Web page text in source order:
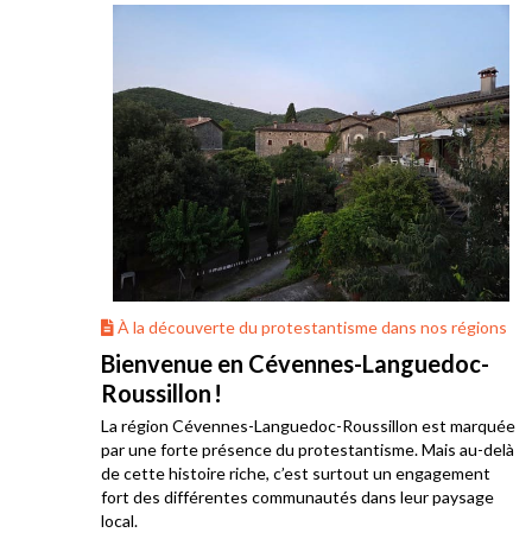
À la découverte du protestantisme dans nos régions
Bienvenue en Cévennes-Languedoc-
Roussillon !
La région Cévennes-Languedoc-Roussillon est marquée
par une forte présence du protestantisme. Mais au-delà
de cette histoire riche, c’est surtout un engagement
fort des différentes communautés dans leur paysage
local.